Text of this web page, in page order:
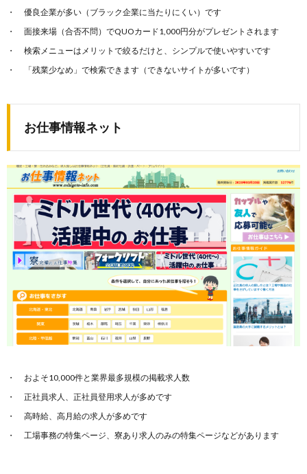
優良企業が多い（ブラック企業に当たりにくい）です
面接来場（合否不問）でQUOカード1,000円分がプレゼントされます
検索メニューはメリットで絞るだけと、シンプルで使いやすいです
「残業少なめ」で検索できます（できないサイトが多いです）
お仕事情報ネット
およそ10,000件と業界最多規模の掲載求人数
正社員求人、正社員登用求人が多めです
高時給、高月給の求人が多めです
工場事務の特集ページ、寮あり求人のみの特集ページなどがあります